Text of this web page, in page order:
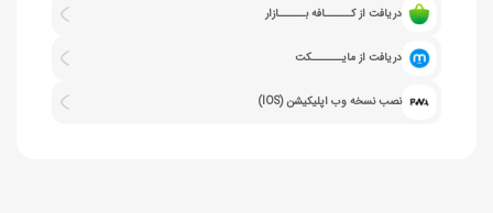
دریافت از کــــــافه بــــــازار
دریافت از مایـــــــکت
نصب نسخه وب اپلیکیشن (IOS)